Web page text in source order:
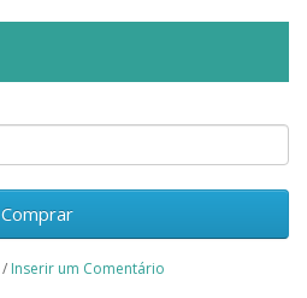
Comprar
/ Inserir um Comentário